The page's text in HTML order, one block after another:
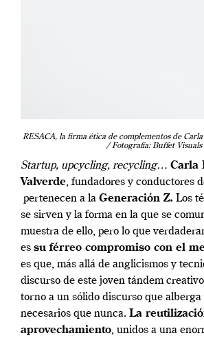
RESACA, la firma ética de complementos de
/ Fotografía: Buffet Visuals
Startup, upcycling, recycling… Carla
Valverde, fundadores y conductores
pertenecen a la Generación Z. Los
se sirven y la forma en la que se
muestra de ello, pero lo que
es su férreo compromiso con el
es que, más allá de anglicismos y
discurso de este joven tándem
torno a un sólido discurso que alberga
necesarios que nunca. La
aprovechamiento, unidos a una